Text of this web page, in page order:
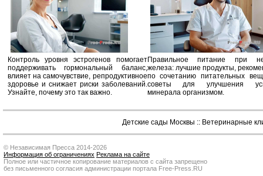
Контроль уровня эстрогенов помогает
поддерживать гормональный баланс,
влияет на самочувствие, репродуктивное
здоровье и снижает риски заболеваний.
Узнайте, почему это так важно.
Правильное питание при
железа: лучшие продукты,
по сочетанию питательных
советы для улучшения
минерала организмом.
Детские сады Москвы :: Ветеринарные
© Независимая Пресса 2014-2026
Информация об ограничениях Реклама на сайте
Полное или частичное копирование материалов с сайта запрещено
без письменного согласия администрации портала Free-Press.RU